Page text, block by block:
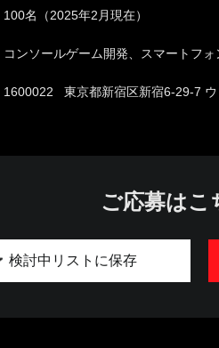
100名（2025年2月現在）
コンソールゲーム開発、スマートフ
1600022 東京都新宿区新宿6-29-7 ウ
ご応募はこ
検討中リストに保存